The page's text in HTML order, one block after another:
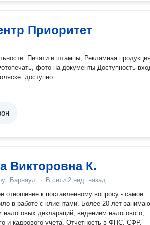
Приоритет
Печати и штампы, Рекламная
фото на документы Доступность входа на
доступно
Викторовна К.
Барнаул · В сети 2 нед. назад
отношение к поставленному вопросу - самое
Более 20 лет занимаюсь
налоговых деклараций, ведением налогового,
и кадрового учета. Отчетность в ФНС, СФР,